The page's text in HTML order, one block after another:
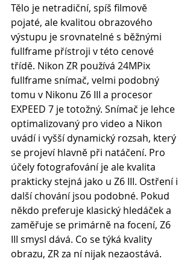
Tělo je netradiční, spíš filmově
pojaté, ale kvalitou obrazového
výstupu je srovnatelné s běžnými
fullframe přístroji v této cenové
třídě. Nikon ZR používá 24MPix
fullframe snímač, velmi podobný
tomu v Nikonu Z6 III a procesor
EXPEED 7 je totožný. Snímač je lehce
optimalizovaný pro video a Nikon
uvádí i vyšší dynamický rozsah, který
se projeví hlavně při natáčení. Pro
účely fotografování je ale kvalita
prakticky stejná jako u Z6 III. Ostření i
další chování jsou podobné. Pokud
někdo preferuje klasický hledáček a
zaměřuje se primárně na focení, Z6
III smysl dává. Co se týká kvality
obrazu, ZR za ní nijak nezaostává.